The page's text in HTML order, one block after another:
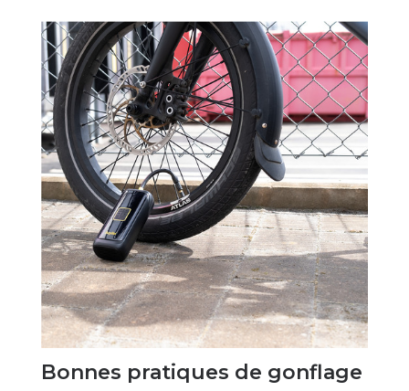
Bonnes pratiques de gonflage